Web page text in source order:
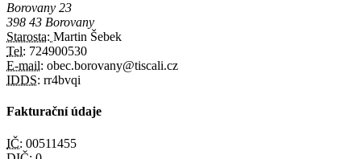
Borovany 23
398 43 Borovany
Starosta: Martin Šebek
Tel: 724900530
E-mail: obec.borovany@tiscali.cz
IDDS: rr4bvqi
Fakturační údaje
IČ: 00511455